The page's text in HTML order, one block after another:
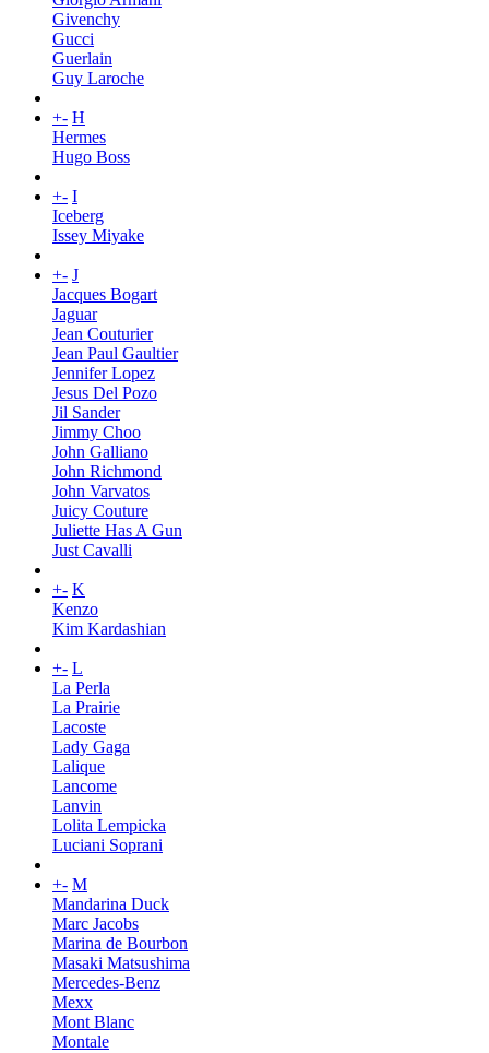
Givenchy
Gucci
Guerlain
Guy Laroche
+- H
Hermes
Hugo Boss
+- I
Iceberg
Issey Miyake
+- J
Jacques Bogart
Jaguar
Jean Couturier
Jean Paul Gaultier
Jennifer Lopez
Jesus Del Pozo
Jil Sander
Jimmy Choo
John Galliano
John Richmond
John Varvatos
Juicy Couture
Juliette Has A Gun
Just Cavalli
+- K
Kenzo
Kim Kardashian
+- L
La Perla
La Prairie
Lacoste
Lady Gaga
Lalique
Lancome
Lanvin
Lolita Lempicka
Luciani Soprani
+- M
Mandarina Duck
Marc Jacobs
Marina de Bourbon
Masaki Matsushima
Mercedes-Benz
Mexx
Mont Blanc
Montale